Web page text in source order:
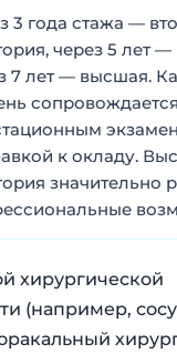
3 года стажа —
через 5 лет —
7 лет — высшая.
сопровождается
к окладу.
значительно
хирургической
(например,